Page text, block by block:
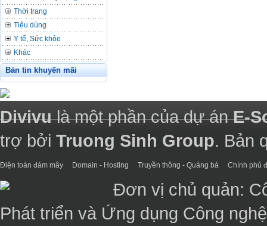
Thời trang
Tiêu dùng
Y tế, Sức khỏe
Khác
Bản tin khuyến mãi
Divivulà một phần của dự ánE-
trợ bởi Truong Sinh Group. Bản
Điện toán đám mây Domain - Hosting Truyền thông - Quảng bá Chính phủ
Đơn vị chủ quản:
Phát triển và Ứng dụng Công